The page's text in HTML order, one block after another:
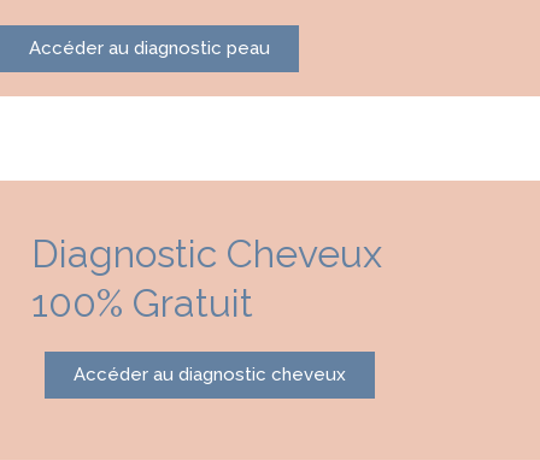
Accéder au diagnostic peau
Diagnostic Cheveux
100% Gratuit
Accéder au diagnostic cheveux